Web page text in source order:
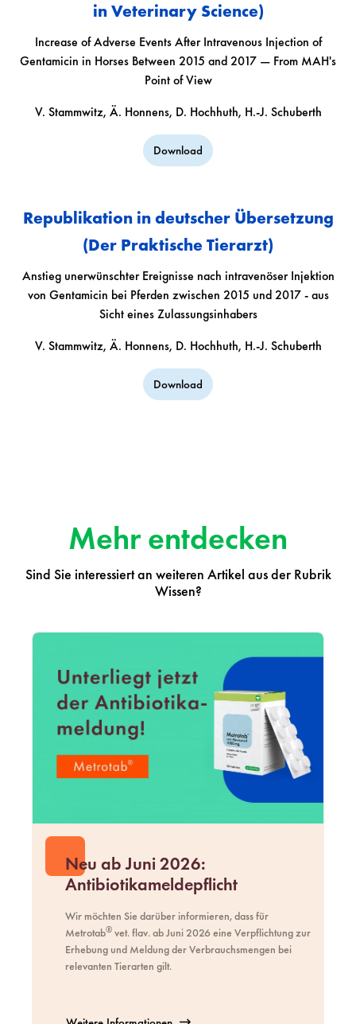
in Veterinary Science)
Increase of Adverse Events After Intravenous Injection of
Gentamicin in Horses Between 2015 and 2017 — From MAH's
Point of View
V. Stammwitz, Ä. Honnens, D. Hochhuth, H.-J. Schuberth
Download
Republikation in deutscher Übersetzung
(Der Praktische Tierarzt)
Anstieg unerwünschter Ereignisse nach intravenöser Injektion
von Gentamicin bei Pferden zwischen 2015 und 2017 - aus
Sicht eines Zulassungsinhabers
V. Stammwitz, Ä. Honnens, D. Hochhuth, H.-J. Schuberth
Download
Mehr entdecken
Sind Sie interessiert an weiteren Artikel aus der Rubrik
Wissen?
Neu ab Juni 2026:
Antibiotikameldepflicht
Wir möchten Sie darüber informieren, dass für
Metrotab® vet. flav. ab Juni 2026 eine Verpflichtung zur
Erhebung und Meldung der Verbrauchsmengen bei
relevanten Tierarten gilt.